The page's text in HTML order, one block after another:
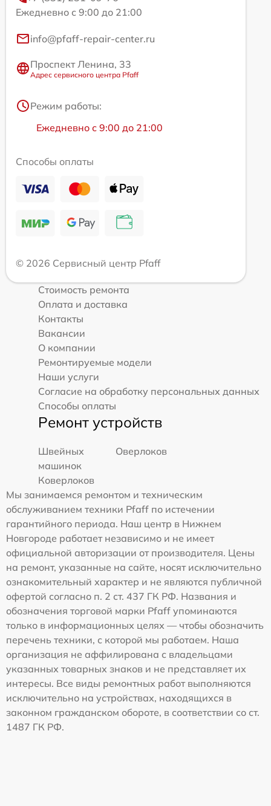
Ежедневно с 9:00 до 21:00
info@pfaff-repair-center.ru
Проспект Ленина, 33
Адрес сервисного центра Pfaff
Режим работы:
Ежедневно с 9:00 до 21:00
Способы оплаты
© 2026 Сервисный центр Pfaff
Стоимость ремонта
Оплата и доставка
Контакты
Вакансии
О компании
Ремонтируемые модели
Наши услуги
Согласие на обработку персональных данных
Способы оплаты
Ремонт устройств
Швейных
машинок
Оверлоков
Коверлоков
Мы занимаемся ремонтом и техническим
обслуживанием техники Pfaff по истечении
гарантийного периода. Наш центр в Нижнем
Новгороде работает независимо и не имеет
официальной авторизации от производителя. Цены
на ремонт, указанные на сайте, носят исключительно
ознакомительный характер и не являются публичной
офертой согласно п. 2 ст. 437 ГК РФ. Названия и
обозначения торговой марки Pfaff упоминаются
только в информационных целях — чтобы обозначить
перечень техники, с которой мы работаем. Наша
организация не аффилирована с владельцами
указанных товарных знаков и не представляет их
интересы. Все виды ремонтных работ выполняются
исключительно на устройствах, находящихся в
законном гражданском обороте, в соответствии со ст.
1487 ГК РФ.